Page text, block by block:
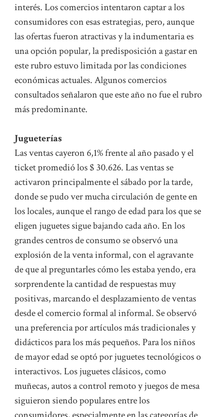
interés. Los comercios intentaron captar a los
consumidores con esas estrategias, pero, aunque
las ofertas fueron atractivas y la indumentaria es
una opción popular, la predisposición a gastar en
este rubro estuvo limitada por las condiciones
económicas actuales. Algunos comercios
consultados señalaron que este año no fue el rubro
más predominante.
Jugueterías
Las ventas cayeron 6,1% frente al año pasado y el
ticket promedió los $ 30.626. Las ventas se
activaron principalmente el sábado por la tarde,
donde se pudo ver mucha circulación de gente en
los locales, aunque el rango de edad para los que se
eligen juguetes sigue bajando cada año. En los
grandes centros de consumo se observó una
explosión de la venta informal, con el agravante
de que al preguntarles cómo les estaba yendo, era
sorprendente la cantidad de respuestas muy
positivas, marcando el desplazamiento de ventas
desde el comercio formal al informal. Se observó
una preferencia por artículos más tradicionales y
didácticos para los más pequeños. Para los niños
de mayor edad se optó por juguetes tecnológicos o
interactivos. Los juguetes clásicos, como
muñecas, autos a control remoto y juegos de mesa
siguieron siendo populares entre los